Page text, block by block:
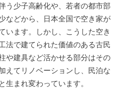
う少子高齢化や、若者の都市部
などから、日本全国で空き家が
います。しかし、こうした空き
法で建てられた価値のある古民
や建具など活かせる部分はその
えてリノベーションし、民泊な
生まれ変わっています。